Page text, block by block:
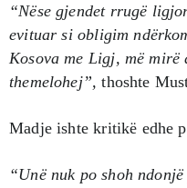
“Nëse gjendet rrugë
evituar si obligim
Kosova me Ligj, më mirë
themelohej”,thoshte
Madje ishte kritikë edhe
“Unë nuk po shoh